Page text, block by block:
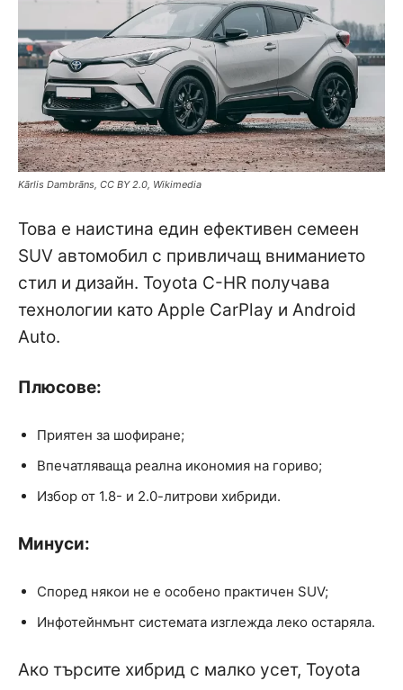
Kārlis Dambrāns, CC BY 2.0, Wikimedia
Това е наистина един ефективен семеен
SUV автомобил с привличащ вниманието
стил и дизайн. Toyota C-HR получава
технологии като Apple CarPlay и Android
Auto.
Плюсове:
Приятен за шофиране;
Впечатляваща реална икономия на гориво;
Избор от 1.8- и 2.0-литрови хибриди.
Минуси:
Според някои не е особено практичен SUV;
Инфотейнмънт системата изглежда леко остаряла.
Ако търсите хибрид с малко усет, Toyota